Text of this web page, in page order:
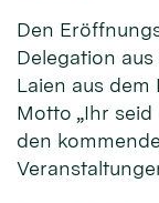
Den
Delegation
Laien aus
Motto „Ihr seid
den